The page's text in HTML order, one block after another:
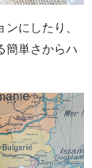
にしたり、
簡単さからハ